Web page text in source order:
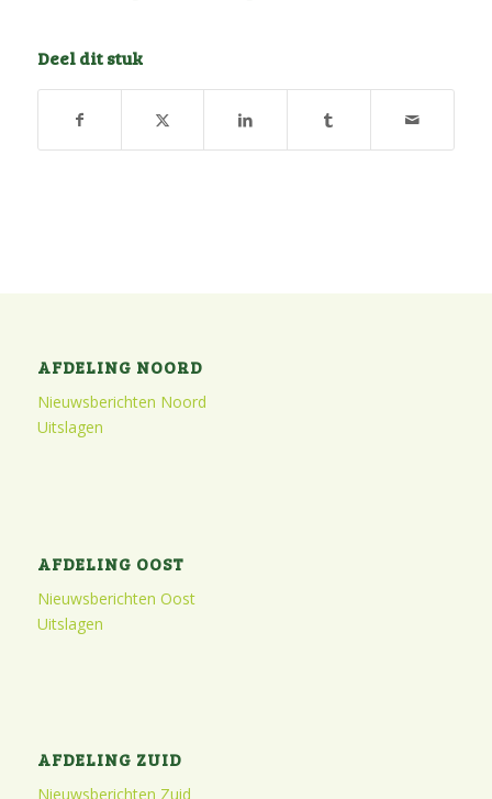
Deel dit stuk
AFDELING NOORD
Nieuwsberichten Noord
Uitslagen
AFDELING OOST
Nieuwsberichten Oost
Uitslagen
AFDELING ZUID
Nieuwsberichten Zuid